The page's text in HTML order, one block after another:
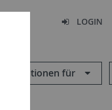
LOGIN
Informationen für